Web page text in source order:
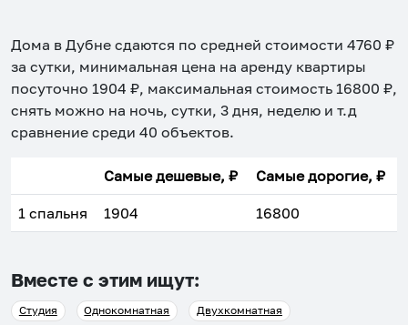
Дома в Дубне сдаются по средней стоимости 4760 ₽
за сутки, минимальная цена на аренду квартиры
посуточно 1904 ₽, максимальная стоимость 16800 ₽,
снять можно на ночь, сутки, 3 дня, неделю и т.д
сравнение среди 40 объектов.
Самые дешевые, ₽ Самые дорогие, ₽
1 спальня 1904 16800
Вместе с этим ищут:
Студия Однокомнатная
Двухкомнатная